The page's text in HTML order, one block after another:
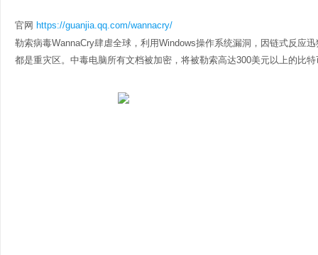
官网 https://guanjia.qq.com/wannacry/
勒索病毒WannaCry肆虐全球，利用Windows操作系统漏洞，因链式反应
都是重灾区。中毒电脑所有文档被加密，将被勒索高达300美元以上的比